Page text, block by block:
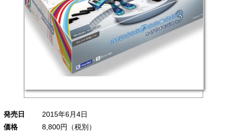
発売日
2015年6月4日
価格
8,800円（税別）